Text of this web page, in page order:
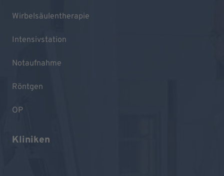
Wirbelsäulentherapie
Intensivstation
Notaufnahme
Röntgen
OP
Kliniken